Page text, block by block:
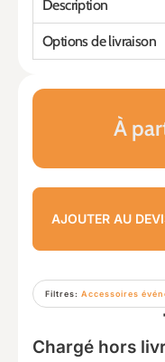
À
AJOUTER AU
Filtres: Accessoires
Chargé hors
Description
Options de livraison